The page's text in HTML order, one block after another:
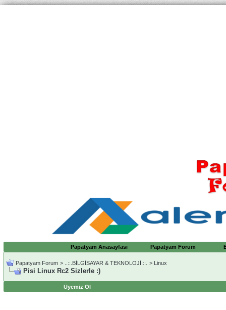
Papatyam Anasayfası Papatyam Forum
Papatyam Forum > ..::.BİLGİSAYAR & TEKNOLOJİ.::. > Linux
Pisi Linux Rc2 Sizlerle :)
Üyemiz Ol